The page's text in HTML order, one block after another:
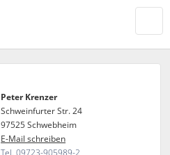
Peter Krenzer
Schweinfurter Str. 24
97525 Schwebheim
E-Mail schreiben
Tel. 09723-905989-2